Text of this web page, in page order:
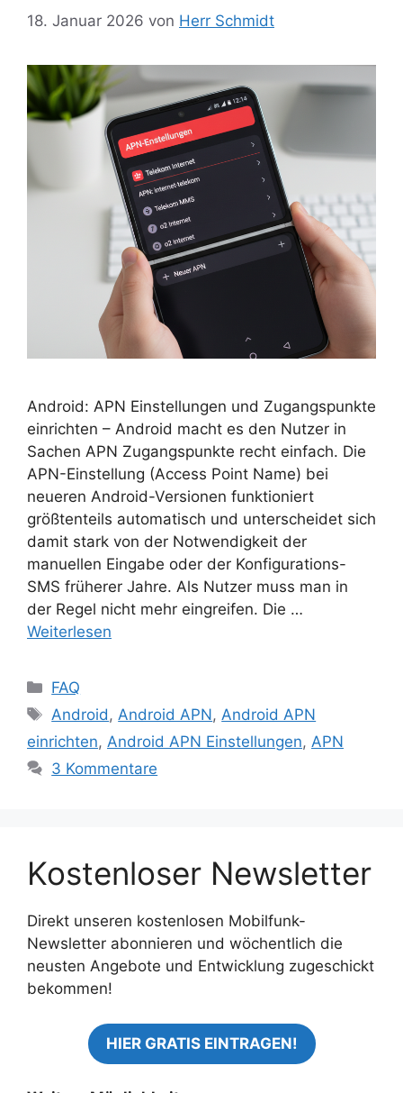
18. Januar 2026 von Herr Schmidt
Android: APN Einstellungen und Zugangspunkte
einrichten – Android macht es den Nutzer in
Sachen APN Zugangspunkte recht einfach. Die
APN-Einstellung (Access Point Name) bei
neueren Android-Versionen funktioniert
größtenteils automatisch und unterscheidet sich
damit stark von der Notwendigkeit der
manuellen Eingabe oder der Konfigurations-
SMS früherer Jahre. Als Nutzer muss man in
der Regel nicht mehr eingreifen. Die …
Weiterlesen
Kategorien
FAQ
Schlagwörter
Android,Android APN,Android APN
einrichten, Android APN Einstellungen, APN
3 Kommentare
Kostenloser Newsletter
Direkt unseren kostenlosen Mobilfunk-
Newsletter abonnieren und wöchentlich die
neusten Angebote und Entwicklung zugeschickt
bekommen!
HIER GRATIS EINTRAGEN!